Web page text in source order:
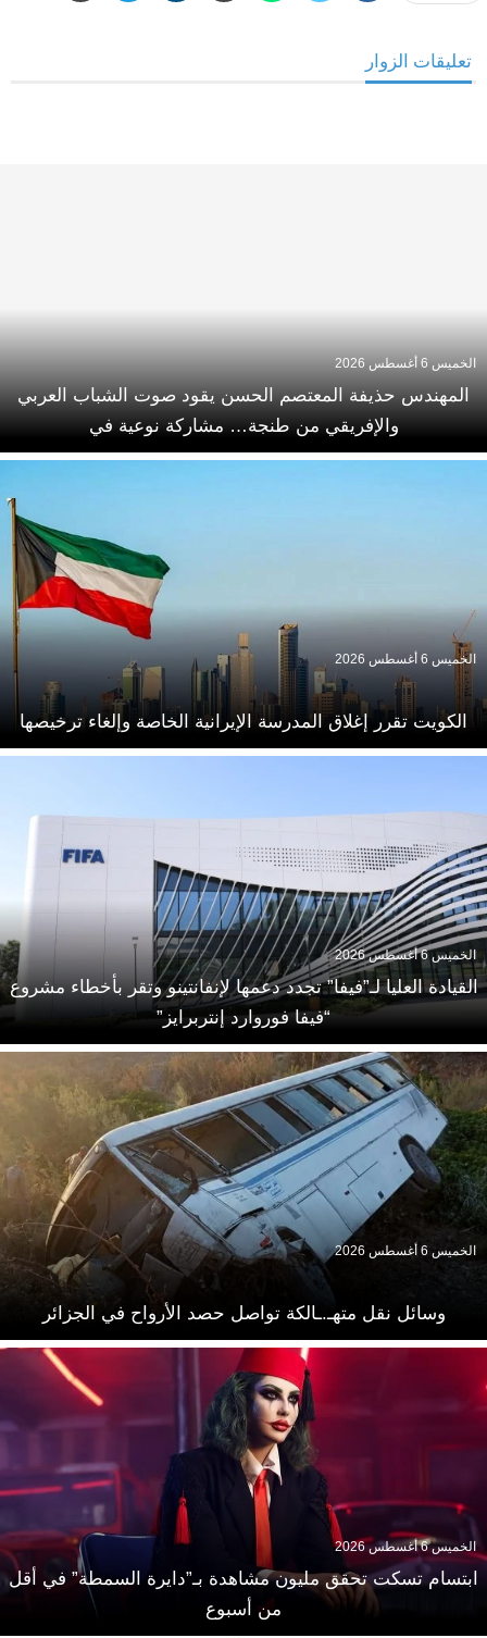
تعليقات الزوار
المهندس حذيفة المعتصم الحسن يقود صوت الشباب العربي
والإفريقي من طنجة… مشاركة نوعية في
الخميس 6 أغسطس 2026
الكويت تقرر إغلاق المدرسة الإيرانية الخاصة وإلغاء ترخيصها
الخميس 6 أغسطس 2026
القيادة العليا لـ”فيفا” تجدد دعمها لإنفانتينو وتقر بأخطاء مشروع
“فيفا فوروارد إنتربرايز”
الخميس 6 أغسطس 2026
وسائل نقل متهـ.ـالكة تواصل حصد الأرواح في الجزائر
الخميس 6 أغسطس 2026
ابتسام تسكت تحقق مليون مشاهدة بـ”دايرة السمطة” في أقل
من أسبوع
الخميس 6 أغسطس 2026